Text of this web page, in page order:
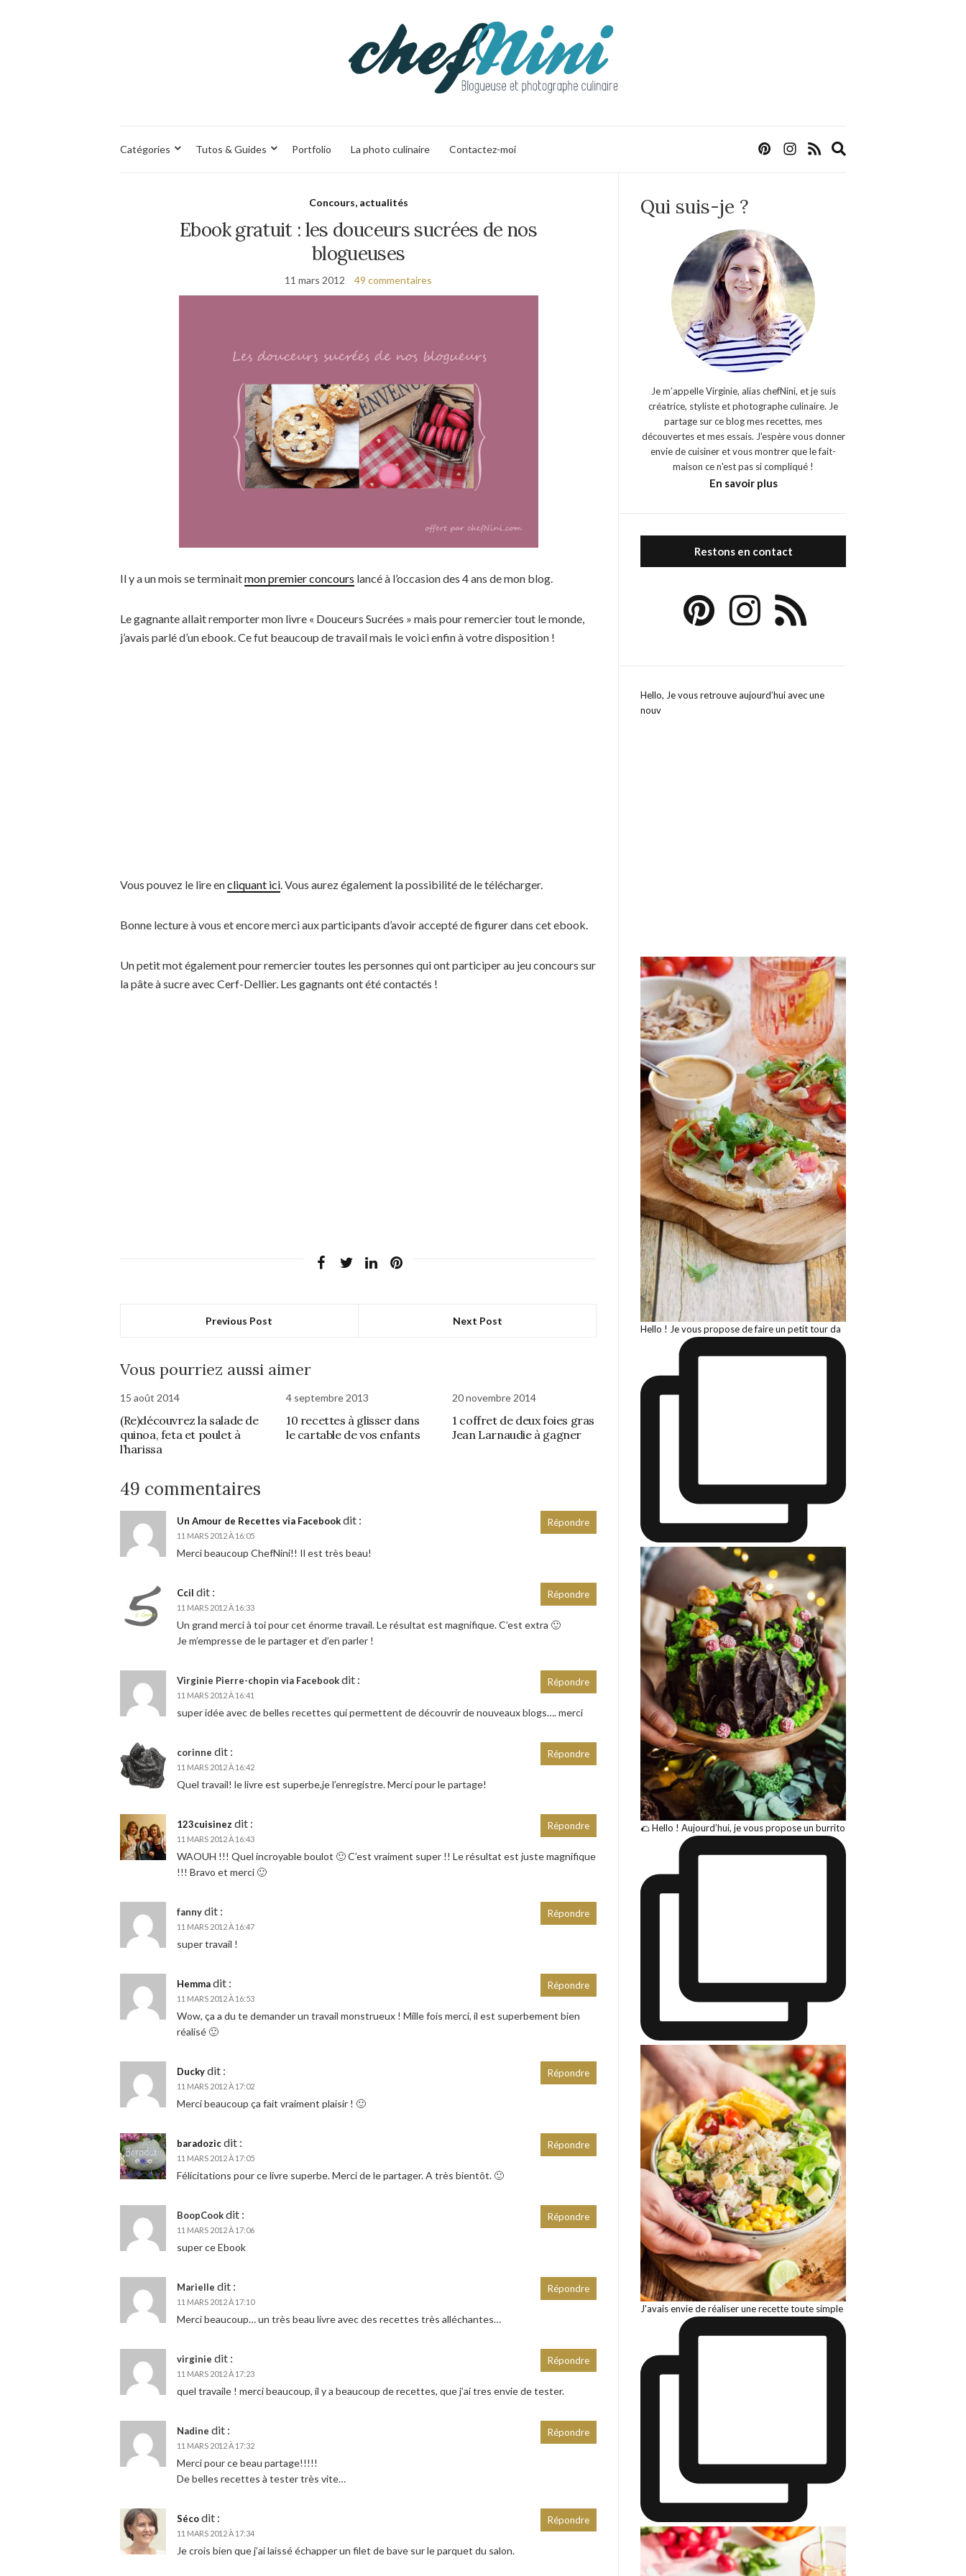
Catégories Tutos & Guides Portfolio La photo culinaire Contactez-moi
Concours, actualités
Ebook gratuit : les douceurs sucrées de nos
blogueuses
11 mars 2012 49 commentaires
Il y a un mois se terminaitmon premier concours lancé à l’occasion des 4 ans de mon blog.
Le gagnante allait remporter mon livre « Douceurs Sucrées » mais pour remercier tout le monde,
j’avais parlé d’un ebook. Ce fut beaucoup de travail mais le voici enfin à votre disposition !
Vous pouvez le lire encliquant ici. Vous aurez également la possibilité de le télécharger.
Bonne lecture à vous et encore merci aux participants d’avoir accepté de figurer dans cet ebook.
Un petit mot également pour remercier toutes les personnes qui ont participer au jeu concours sur
la pâte à sucre avec Cerf-Dellier. Les gagnants ont été contactés !
Previous Post Next Post
Vous pourriez aussi aimer
15 août 2014
(Re)découvrez la salade de
quinoa, feta et poulet à
l’harissa
4 septembre 2013
10 recettes à glisser dans
le cartable de vos enfants
20 novembre 2014
1 coffret de deux foies gras
Jean Larnaudie à gagner
49 commentaires
Un Amour de Recettes via Facebookdit :
11 MARS 2012 À 16:05
Merci beaucoup ChefNini!! Il est très beau!
Répondre
Ccil dit :
11 MARS 2012 À 16:33
Un grand merci à toi pour cet énorme travail. Le résultat est magnifique. C’est extra 🙂
Je m’empresse de le partager et d’en parler !
Répondre
Virginie Pierre-chopin via Facebookdit :
11 MARS 2012 À 16:41
super idée avec de belles recettes qui permettent de découvrir de nouveaux blogs…. merci
Répondre
corinne dit :
11 MARS 2012 À 16:42
Quel travail! le livre est superbe,je l’enregistre. Merci pour le partage!
Répondre
123cuisinez dit :
11 MARS 2012 À 16:43
WAOUH !!! Quel incroyable boulot 🙂 C’est vraiment super !! Le résultat est juste magnifique
!!! Bravo et merci 🙂
Répondre
fannydit :
11 MARS 2012 À 16:47
super travail !
Répondre
Hemmadit :
11 MARS 2012 À 16:53
Wow, ça a du te demander un travail monstrueux ! Mille fois merci, il est superbement bien
réalisé 🙂
Répondre
Duckydit :
11 MARS 2012 À 17:02
Merci beaucoup ça fait vraiment plaisir ! 🙂
Répondre
baradozicdit :
11 MARS 2012 À 17:05
Félicitations pour ce livre superbe. Merci de le partager. A très bientôt. 🙂
Répondre
BoopCookdit :
11 MARS 2012 À 17:06
super ce Ebook
Répondre
Marielle dit :
11 MARS 2012 À 17:10
Merci beaucoup… un très beau livre avec des recettes très alléchantes…
Répondre
virginie dit :
11 MARS 2012 À 17:23
quel travaile ! merci beaucoup, il y a beaucoup de recettes, que j’ai tres envie de tester.
Répondre
Nadine dit :
11 MARS 2012 À 17:32
Merci pour ce beau partage!!!!!
De belles recettes à tester très vite…
Répondre
Sécodit :
11 MARS 2012 À 17:34
Je crois bien que j’ai laissé échapper un filet de bave sur le parquet du salon.
Répondre
Qui suis-je ?
Je m’appelle Virginie, alias chefNini, et je suis
créatrice, styliste et photographe culinaire. Je
partage sur ce blog mes recettes, mes
découvertes et mes essais. J'espère vous donner
envie de cuisiner et vous montrer que le fait-
maison ce n'est pas si compliqué !
En savoir plus
Restons en contact
Hello, Je vous retrouve aujourd’hui avec une
nouv
Hello ! Je vous propose de faire un petit tour da
🌮 Hello ! Aujourd’hui, je vous propose un burrito
J'avais envie de réaliser une recette toute simple